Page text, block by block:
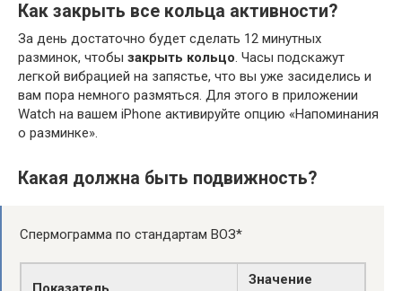
Как закрыть все кольца активности?
За день достаточно будет сделать 12 минутных
разминок, чтобы закрыть кольцо. Часы подскажут
легкой вибрацией на запястье, что вы уже засиделись и
вам пора немного размяться. Для этого в приложении
Watch на вашем iPhone активируйте опцию «Напоминания
о разминке».
Какая должна быть подвижность?
Спермограмма по стандартам ВОЗ*
Значение